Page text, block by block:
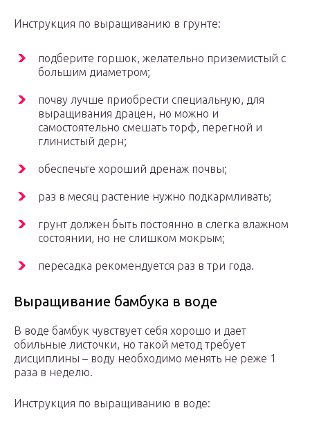
Инструкция по выращиванию в грунте:
подберите горшок, желательно приземистый с
большим диаметром;
почву лучше приобрести специальную, для
выращивания драцен, но можно и
самостоятельно смешать торф, перегной и
глинистый дерн;
обеспечьте хороший дренаж почвы;
раз в месяц растение нужно подкармливать;
грунт должен быть постоянно в слегка влажном
состоянии, но не слишком мокрым;
пересадка рекомендуется раз в три года.
Выращивание бамбука в воде
В воде бамбук чувствует себя хорошо и дает
обильные листочки, но такой метод требует
дисциплины – воду необходимо менять не реже 1
раза в неделю.
Инструкция по выращиванию в воде: